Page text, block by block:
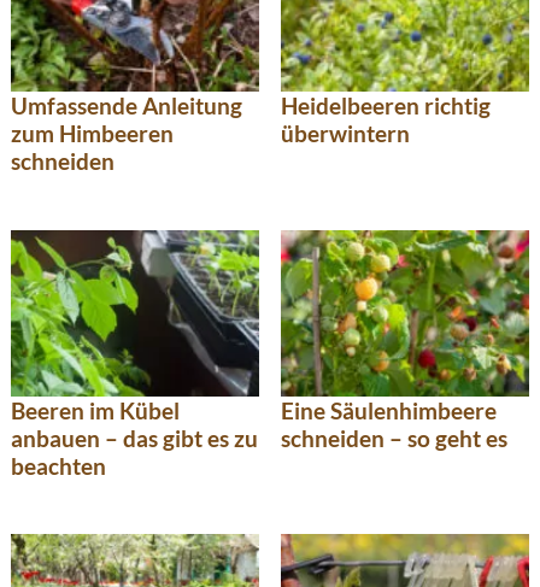
Umfassende Anleitung
zum Himbeeren
schneiden
Heidelbeeren richtig
überwintern
Beeren im Kübel
anbauen – das gibt es zu
beachten
Eine Säulenhimbeere
schneiden – so geht es